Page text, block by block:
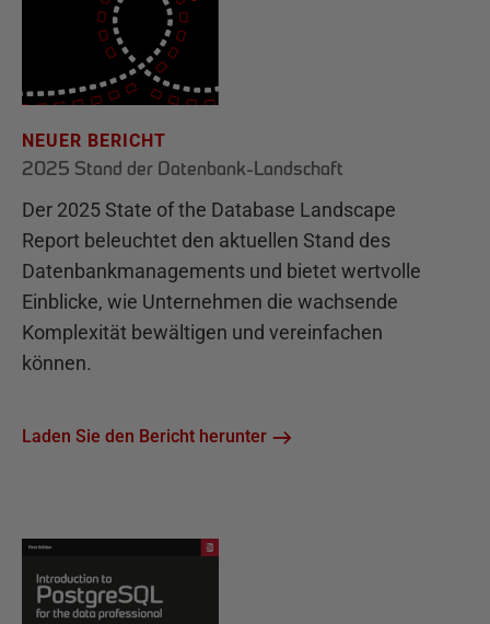
NEUER BERICHT
2025 Stand der Datenbank-Landschaft
Der 2025 State of the Database Landscape
Report beleuchtet den aktuellen Stand des
Datenbankmanagements und bietet wertvolle
Einblicke, wie Unternehmen die wachsende
Komplexität bewältigen und vereinfachen
können.
Laden Sie den Bericht herunter